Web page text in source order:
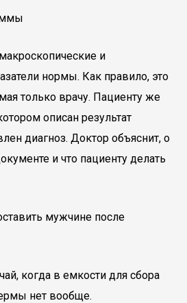
и
нормы. Как правило, это
только врачу. Пациенту же
описан результат
диагноз. Доктор объяснит, о
и что пациенту делать
мужчине после
когда в емкости для сбора
нет вообще.